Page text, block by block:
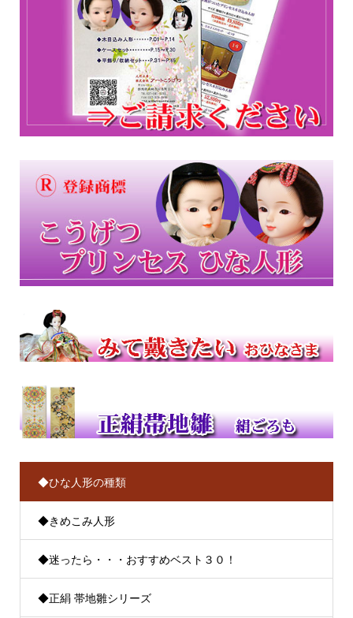
◆ひな人形の種類
◆きめこみ人形
◆迷ったら・・・おすすめベスト３０！
◆正絹 帯地雛シリーズ